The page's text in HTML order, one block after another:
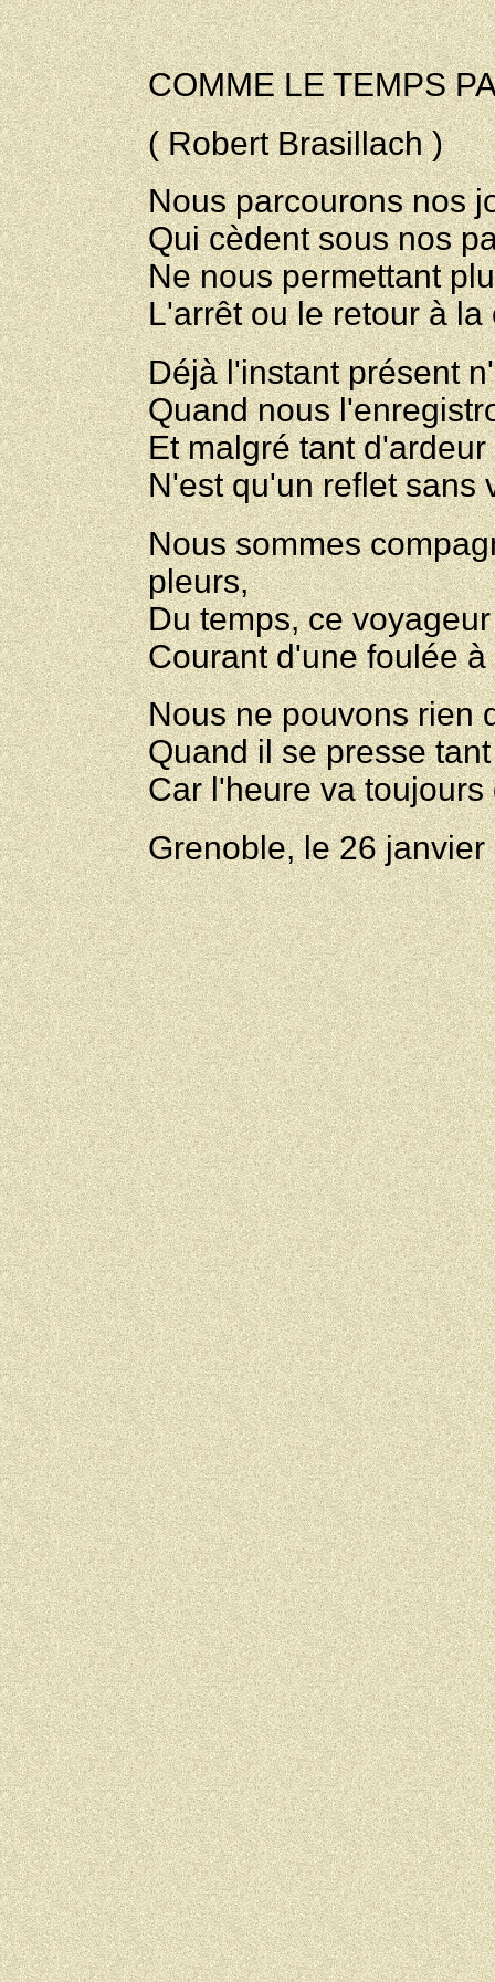
COMME LE TEMPS
( Robert Brasillach )
Nous parcourons nos
Qui cèdent sous nos
Ne nous permettant
L'arrêt ou le retour à la
Déjà l'instant présent
Quand nous
Et malgré tant
N'est qu'un reflet sans
Nous sommes
pleurs,
Du temps, ce
Courant d'une foulée
Nous ne pouvons rien
Quand il se presse
Car l'heure va
Grenoble, le 26 janvier